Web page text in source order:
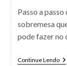
Passo a
sobremesa
pode fazer no
Continue Lendo